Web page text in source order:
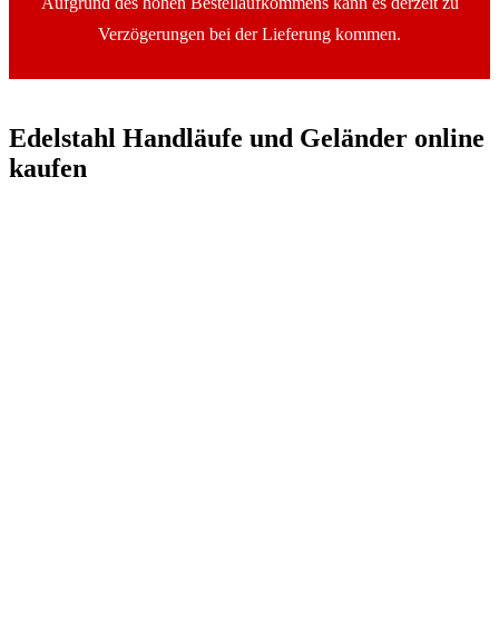
Verzögerungen bei der Lieferung kommen.
Edelstahl Handläufe und Geländer online
kaufen